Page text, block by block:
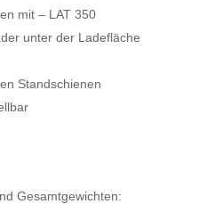
mit – LAT 350
unter der Ladefläche
Standschienen
Gesamtgewichten: